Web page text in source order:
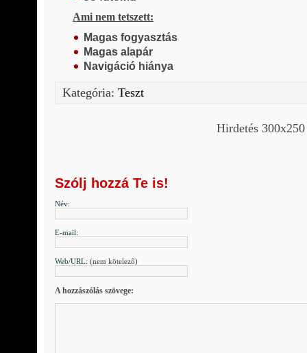
Ami nem tetszett:
Magas fogyasztás
Magas alapár
Navigáció hiánya
Kategória: Teszt
Hirdetés 300x250
Szólj hozzá Te is!
Név:
E-mail:
Web/URL: (nem kötelező)
A hozzászólás szövege: